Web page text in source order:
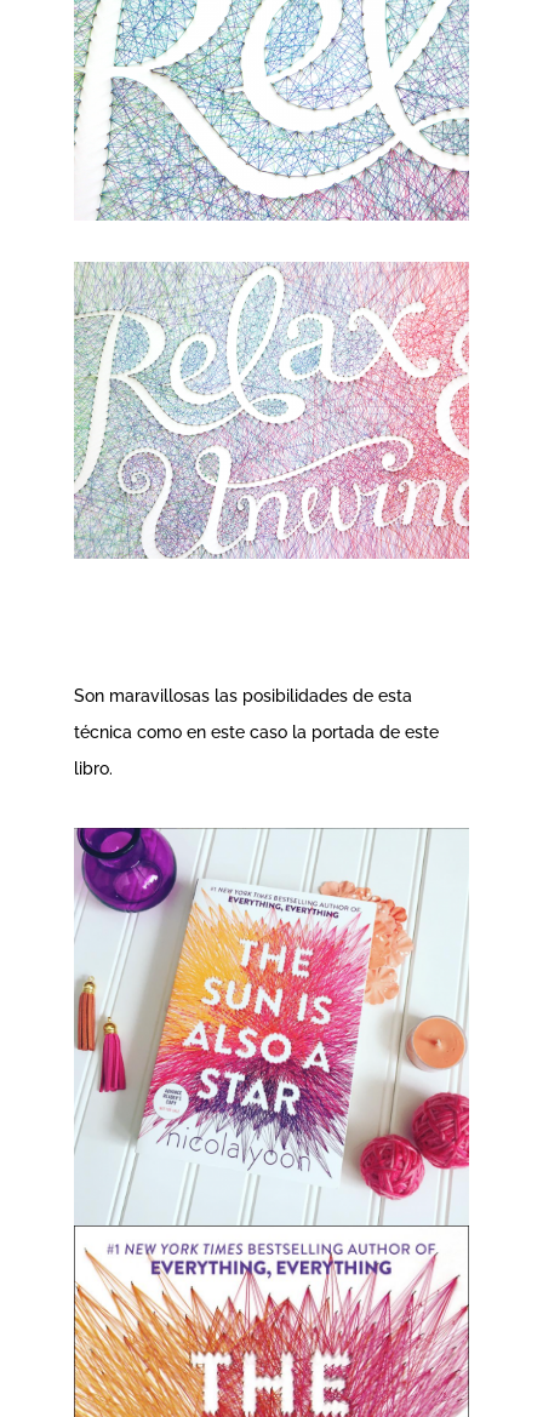
Son maravillosas las posibilidades de esta
técnica como en este caso la portada de este
libro.